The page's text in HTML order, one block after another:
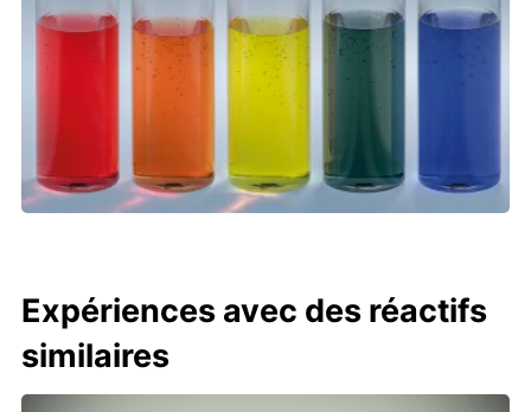
Expériences avec des réactifs
similaires